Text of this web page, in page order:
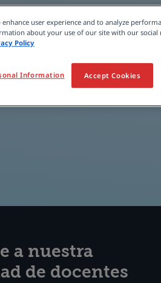
a nuestra
de docentes
enhance user experience and to analyze
about your use of our site with our social
Policy
Accept Cookies
Information